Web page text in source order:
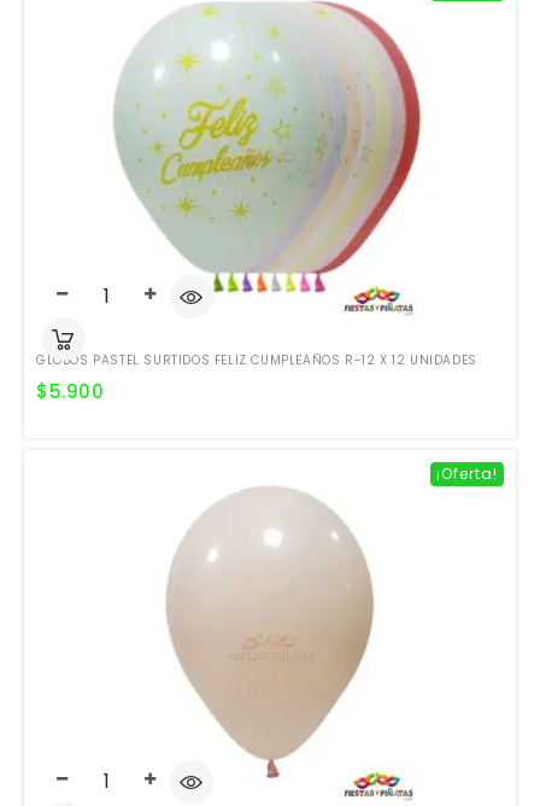
GLOBOS PASTEL SURTIDOS FELIZ CUMPLEAÑOS R-12 X 12 UNIDADES
$5.900
¡Oferta!